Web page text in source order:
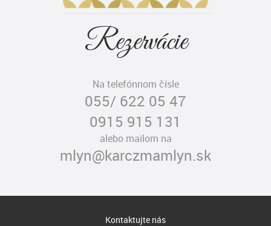
Rezervácie
Na telefónnom čísle
055/ 622 05 47
0915 915 131
alebo mailom na
mlyn@karczmamlyn.sk
Kontaktujte nás